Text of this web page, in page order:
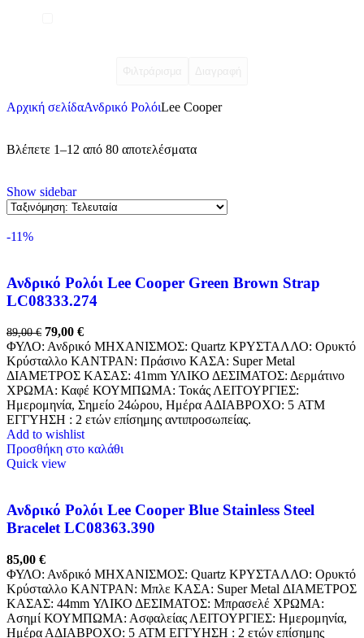
Αρχική σελίδαΑνδρικό ΡολόιLee Cooper
Βλέπετε 1–12 από 80 αποτελέσματα
Show sidebar
-11%
Ανδρικό Ρολόι Lee Cooper Green Brown Strap
LC08333.274
89,00€ 79,00 €
ΦΥΛΟ: Ανδρικό ΜΗΧΑΝΙΣΜΟΣ: Quartz ΚΡΥΣΤΑΛΛΟ: Ορυκτό
Κρύσταλλο ΚΑΝΤΡΑΝ: Πράσινο ΚΑΣΑ: Super Metal
ΔΙΑΜΕΤΡΟΣ ΚΑΣΑΣ: 41mm ΥΛΙΚΟ ΔΕΣΙΜΑΤΟΣ: Δερμάτινο
ΧΡΩΜΑ: Καφέ ΚΟΥΜΠΩΜΑ: Τοκάς ΛΕΙΤΟΥΡΓΙΕΣ:
Ημερομηνία, Σημείο 24ώρου, Ημέρα ΑΔΙΑΒΡΟΧΟ: 5 ATM
ΕΓΓΥΗΣΗ : 2 ετών επίσημης αντιπροσωπείας.
Add to wishlist
Προσθήκη στο καλάθι
Quick view
Ανδρικό Ρολόι Lee Cooper Blue Stainless Steel
Bracelet LC08363.390
85,00 €
ΦΥΛΟ: Ανδρικό ΜΗΧΑΝΙΣΜΟΣ: Quartz ΚΡΥΣΤΑΛΛΟ: Ορυκτό
Κρύσταλλο ΚΑΝΤΡΑΝ: Μπλε ΚΑΣΑ: Super Metal ΔΙΑΜΕΤΡΟΣ
ΚΑΣΑΣ: 44mm ΥΛΙΚΟ ΔΕΣΙΜΑΤΟΣ: Μπρασελέ ΧΡΩΜΑ:
Ασημί ΚΟΥΜΠΩΜΑ: Ασφαλείας ΛΕΙΤΟΥΡΓΙΕΣ: Ημερομηνία,
Ημέρα ΑΔΙΑΒΡΟΧΟ: 5 ATM ΕΓΓΥΗΣΗ : 2 ετών επίσημης